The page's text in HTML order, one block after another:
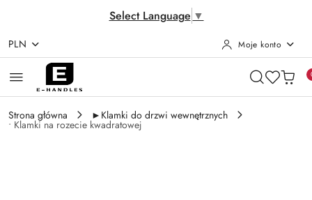
Select Language ▼
Przejdź do treści głównej
Przejdź do wyszukiwarki
Przejdź do moje konto
Przejdź do menu głównego
Przejdź do opisu produktu
Przejdź do stopki
PLN Moje konto
Strona główna ►Klamki do drzwi wewnętrznych
• Klamki na rozecie kwadratowej